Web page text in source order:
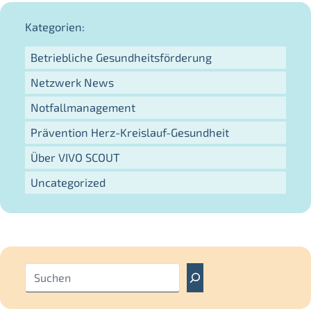
Kategorien:
Betriebliche Gesundheitsförderung
Netzwerk News
Notfallmanagement
Prävention Herz-Kreislauf-Gesundheit
Über VIVO SCOUT
Uncategorized